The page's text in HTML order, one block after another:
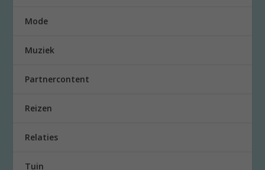
Mode
Muziek
Partnercontent
Reizen
Relaties
Tuin